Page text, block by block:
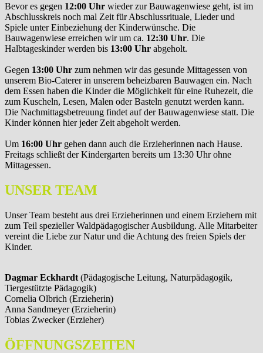
Bevor es gegen 12:00 Uhr wieder zur Bauwagenwiese geht, ist im
Abschlusskreis noch mal Zeit für Abschlussrituale, Lieder und
Spiele unter Einbeziehung der Kinderwünsche. Die
Bauwagenwiese erreichen wir um ca. 12:30 Uhr. Die
Halbtageskinder werden bis 13:00 Uhr abgeholt.
Gegen 13:00 Uhr zum nehmen wir das gesunde Mittagessen von
unserem Bio-Caterer in unserem beheizbaren Bauwagen ein. Nach
dem Essen haben die Kinder die Möglichkeit für eine Ruhezeit, die
zum Kuscheln, Lesen, Malen oder Basteln genutzt werden kann.
Die Nachmittagsbetreuung findet auf der Bauwagenwiese statt. Die
Kinder können hier jeder Zeit abgeholt werden.
Um 16:00 Uhr gehen dann auch die Erzieherinnen nach Hause.
Freitags schließt der Kindergarten bereits um 13:30 Uhr ohne
Mittagessen.
UNSER TEAM
Unser Team besteht aus drei Erzieherinnen und einem Erziehern mit
zum Teil spezieller Waldpädagogischer Ausbildung. Alle Mitarbeiter
vereint die Liebe zur Natur und die Achtung des freien Spiels der
Kinder.
Dagmar Eckhardt (Pädagogische Leitung, Naturpädagogik,
Tiergestützte Pädagogik)
Cornelia Olbrich (Erzieherin)
Anna Sandmeyer (Erzieherin)
Tobias Zwecker (Erzieher)
ÖFFNUNGSZEITEN